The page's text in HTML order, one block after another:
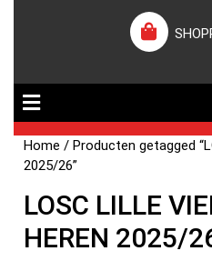
Home / Producten getagged
2025/26”
LOSC LILLE
HEREN 2025/